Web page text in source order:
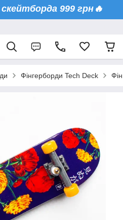
скейтборда 999 грн🔥
Фінгерборди Tech Deck